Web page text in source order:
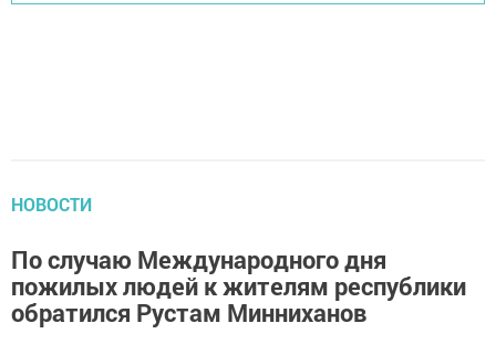
НОВОСТИ
По случаю Международного дня
пожилых людей к жителям республики
обратился Рустам Минниханов